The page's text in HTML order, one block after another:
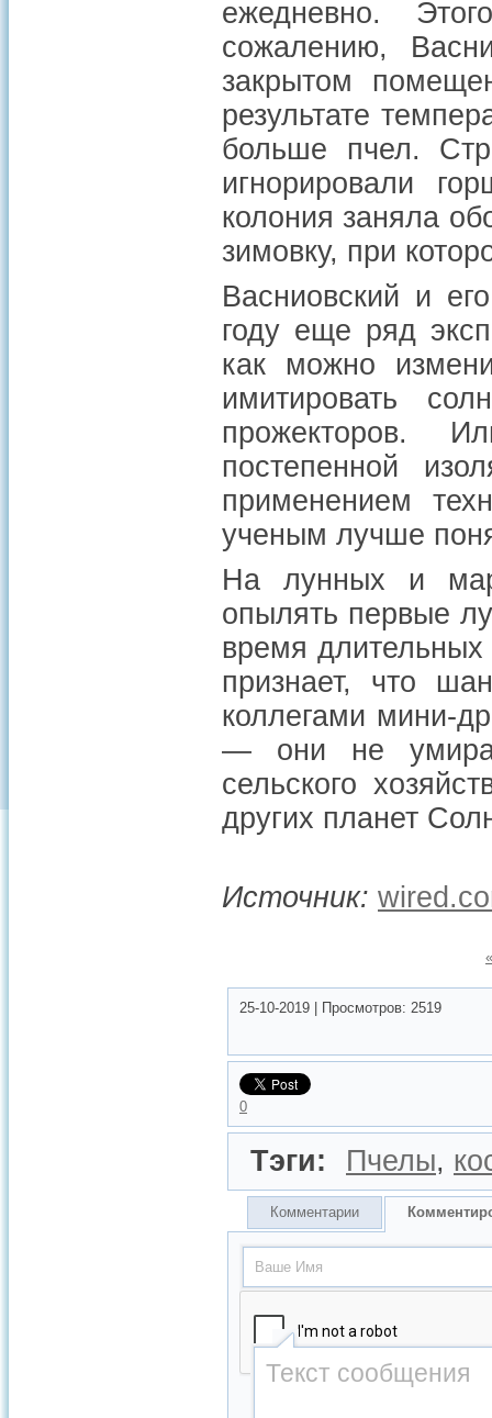
ежедневно.
сожалению,
закрытом
результате
больше пчел.
игнорировали
колония заняла
зимовку, при
Васниовский и
году еще ряд
как можно
имитировать
прожекторов.
постепенной
применением
ученым лучше
На лунных и
опылять первые
время
признает, что
коллегами мини-
— они не
сельского
других планет
Источник:
25-10-2019 Просмотров: 2519
0
Тэги: Пчелы,
Комментарии